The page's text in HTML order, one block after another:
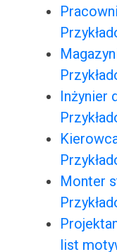
Inżynier
Monter
list